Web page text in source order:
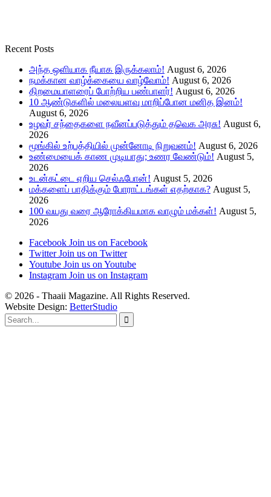
Recent Posts
அந்த ஒளியாக நீயாக இருக்கலாம்! August 6, 2026
நமக்கான வாழ்க்கையை வாழ்வோம்! August 6, 2026
திறமையாளரைப் போற்றிய பண்பாளர்! August 6, 2026
10 ஆண்டுகளில் மலையளவு மாறிப்போன மனித இனம்!
August 6, 2026
உழவர் சந்தைகளை நவீனப்படுத்தும் தவெக அரசு! August 6,
2026
மூங்கில் உற்பத்தியில் முன்னோடி நிறுவனம்! August 6, 2026
உண்மையைக் காண முடியாது; உணர வேண்டும்! August 5,
2026
உடன்கட்டை ஏறிய செல்ஃபோன்! August 5, 2026
மக்களைப் பாதிக்கும் போராட்டங்கள் எதற்காக? August 5,
2026
100 வயது வரை ஆரோக்கியமாக வாழும் மக்கள்! August 5,
2026
Facebook Join us on Facebook
Twitter Join us on Twitter
Youtube Join us on Youtube
Instagram Join us on Instagram
© 2026 - Thaaii Magazine. All Rights Reserved.
Website Design: BetterStudio